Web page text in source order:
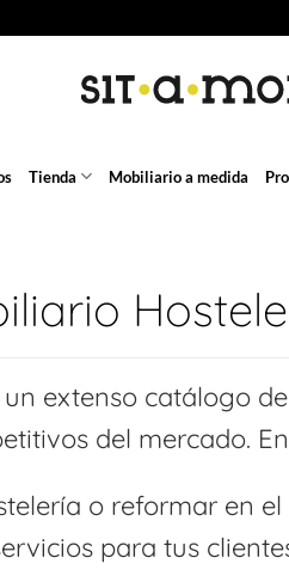
Tienda Mobiliario a medida
extenso catálogo de
del mercado.
o reformar en
para tus